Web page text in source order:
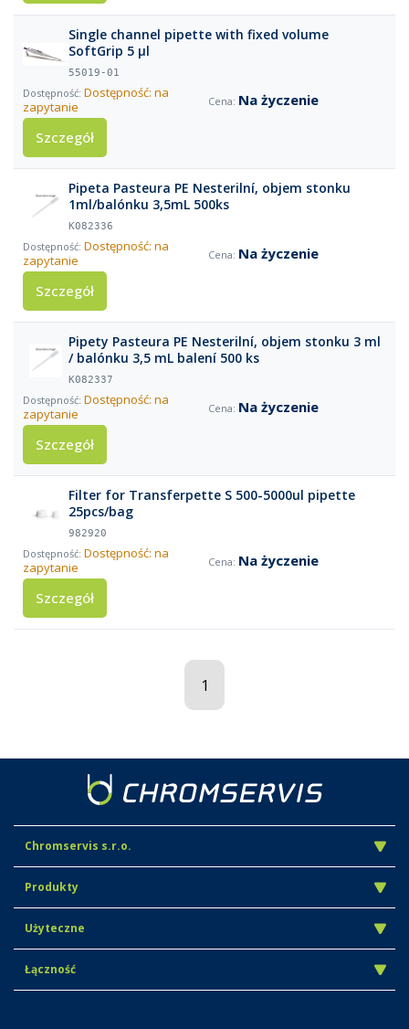
Single channel pipette with fixed volume
SoftGrip 5 µl
55019-01
Dostępność: na
zapytanie
Na życzenie
Szczegół
Pipeta Pasteura PE Nesterilní, objem stonku
1ml/balónku 3,5mL 500ks
K082336
Dostępność: na
zapytanie
Na życzenie
Szczegół
Pipety Pasteura PE Nesterilní, objem stonku 3 ml
/ balónku 3,5 mL balení 500 ks
K082337
Dostępność: na
zapytanie
Na życzenie
Szczegół
Filter for Transferpette S 500-5000ul pipette
25pcs/bag
982920
Dostępność: na
zapytanie
Na życzenie
Szczegół
1
Chromservis s.r.o.
Produkty
Użyteczne
Łączność